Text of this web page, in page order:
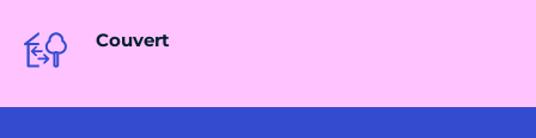
Couvert